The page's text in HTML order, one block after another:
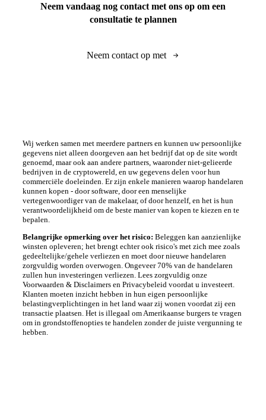
Neem vandaag nog contact met ons op om een
consultatie te plannen
Neem contact op met
Wij werken samen met meerdere partners en kunnen uw persoonlijke
gegevens niet alleen doorgeven aan het bedrijf dat op de site wordt
genoemd, maar ook aan andere partners, waaronder niet-gelieerde
bedrijven in de cryptowereld, en uw gegevens delen voor hun
commerciële doeleinden. Er zijn enkele manieren waarop handelaren
kunnen kopen - door software, door een menselijke
vertegenwoordiger van de makelaar, of door henzelf, en het is hun
verantwoordelijkheid om de beste manier van kopen te kiezen en te
bepalen.
Belangrijke opmerking over het risico: Beleggen kan aanzienlijke
winsten opleveren; het brengt echter ook risico's met zich mee zoals
gedeeltelijke/gehele verliezen en moet door nieuwe handelaren
zorgvuldig worden overwogen. Ongeveer 70% van de handelaren
zullen hun investeringen verliezen. Lees zorgvuldig onze
Voorwaarden & Disclaimers en Privacybeleid voordat u investeert.
Klanten moeten inzicht hebben in hun eigen persoonlijke
belastingverplichtingen in het land waar zij wonen voordat zij een
transactie plaatsen. Het is illegaal om Amerikaanse burgers te vragen
om in grondstoffenopties te handelen zonder de juiste vergunning te
hebben.